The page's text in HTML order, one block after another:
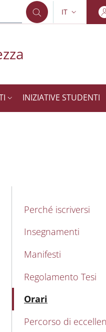
SELETTORE
IT
INIZIATIVE STUDENTI
MAIN NAVIGATION
Perché iscriversi
Insegnamenti
Manifesti
Regolamento Tesi
Orari
Percorso di